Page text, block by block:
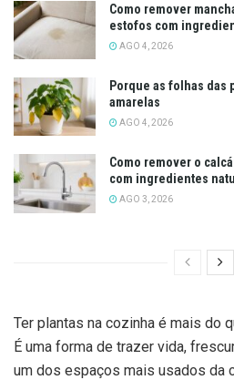
Como remover
estofos com
AGO 4, 2026
Porque as folhas das
amarelas
AGO 4, 2026
Como remover o
com ingredientes
AGO 3, 2026
Ter plantas na cozinha é mais do
É uma forma de trazer vida,
um dos espaços mais usados da